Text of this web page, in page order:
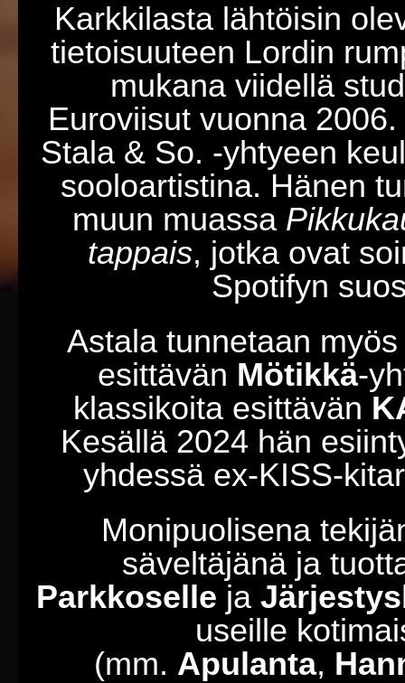
Karkkilasta lähtöisin
tietoisuuteen Lordin
mukana viidellä
Euroviisut vuonna
Stala & So. -yhtyeen
sooloartistina. Hänen
muun muassa
tappais, jotka ovat
Spotifyn
Astala tunnetaan
esittävän Mötikkä-
klassikoita esittävän
Kesällä 2024 hän
yhdessä ex-KISS-
Monipuolisena
säveltäjänä ja
Parkkoselle ja
useille
(mm. Apulanta,